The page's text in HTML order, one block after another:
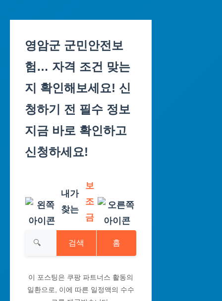
content
영암군 군민안전보
험… 자격 조건 맞는
지 확인해보세요! 신
청하기 전 필수 정보
지금 바로 확인하고
신청하세요!
내가
찾는
보
조
금
검색 홈
이 포스팅은 쿠팡 파트너스 활동의
일환으로, 이에 따른 일정액의 수수